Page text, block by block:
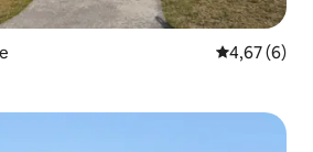
4,67 de uma
4,67 (6)